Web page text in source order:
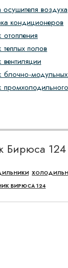
воздуха
кондиционеров
полов
модульных
Бирюса 124
БИРЮСА 124